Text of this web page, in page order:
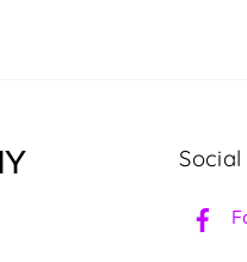
Social